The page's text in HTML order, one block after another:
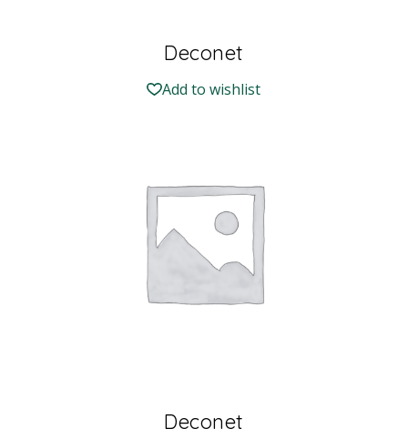
Deconet
Add to wishlist
Deconet